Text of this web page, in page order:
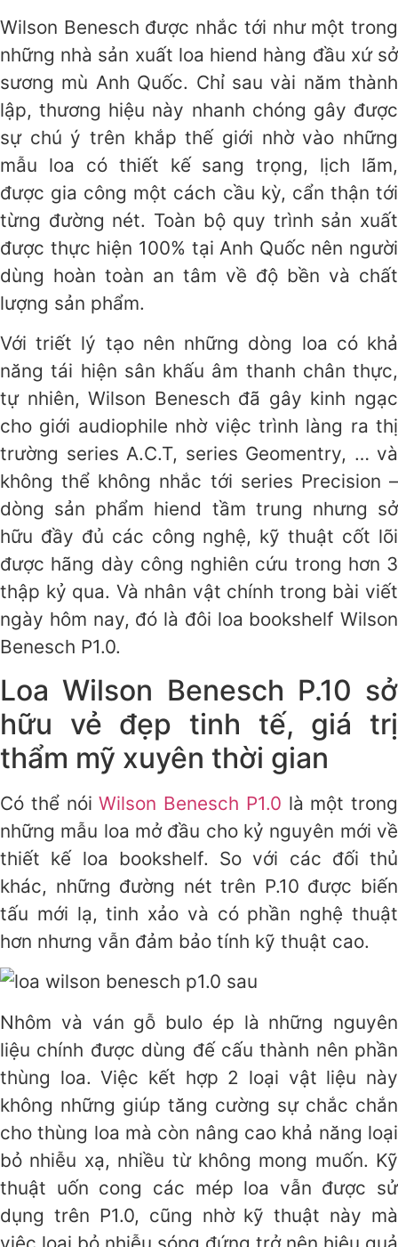
Wilson Benesch được nhắc tới như một trong
những nhà sản xuất loa hiend hàng đầu xứ sở
sương mù Anh Quốc. Chỉ sau vài năm thành
lập, thương hiệu này nhanh chóng gây được
sự chú ý trên khắp thế giới nhờ vào những
mẫu loa có thiết kế sang trọng, lịch lãm,
được gia công một cách cầu kỳ, cẩn thận tới
từng đường nét. Toàn bộ quy trình sản xuất
được thực hiện 100% tại Anh Quốc nên người
dùng hoàn toàn an tâm về độ bền và chất
lượng sản phẩm.
Với triết lý tạo nên những dòng loa có khả
năng tái hiện sân khấu âm thanh chân thực,
tự nhiên, Wilson Benesch đã gây kinh ngạc
cho giới audiophile nhờ việc trình làng ra thị
trường series A.C.T, series Geomentry, … và
không thể không nhắc tới series Precision –
dòng sản phẩm hiend tầm trung nhưng sở
hữu đầy đủ các công nghệ, kỹ thuật cốt lõi
được hãng dày công nghiên cứu trong hơn 3
thập kỷ qua. Và nhân vật chính trong bài viết
ngày hôm nay, đó là đôi loa bookshelf Wilson
Benesch P1.0.
Loa Wilson Benesch P.10 sở
hữu vẻ đẹp tinh tế, giá trị
thẩm mỹ xuyên thời gian
Có thể nóiWilson Benesch P1.0 là một trong
những mẫu loa mở đầu cho kỷ nguyên mới về
thiết kế loa bookshelf. So với các đối thủ
khác, những đường nét trên P.10 được biến
tấu mới lạ, tinh xảo và có phần nghệ thuật
hơn nhưng vẫn đảm bảo tính kỹ thuật cao.
Nhôm và ván gỗ bulo ép là những nguyên
liệu chính được dùng đế cấu thành nên phần
thùng loa. Việc kết hợp 2 loại vật liệu này
không những giúp tăng cường sự chắc chắn
cho thùng loa mà còn nâng cao khả năng loại
bỏ nhiễu xạ, nhiều từ không mong muốn. Kỹ
thuật uốn cong các mép loa vẫn được sử
dụng trên P1.0, cũng nhờ kỹ thuật này mà